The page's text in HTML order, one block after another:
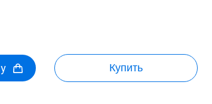
Купить